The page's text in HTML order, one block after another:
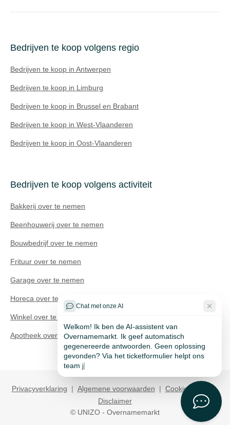
Bedrijven te koop volgens regio
Bedrijven te koop in Antwerpen
Bedrijven te koop in Limburg
Bedrijven te koop in Brussel en Brabant
Bedrijven te koop in West-Vlaanderen
Bedrijven te koop in Oost-Vlaanderen
Bedrijven te koop volgens activiteit
Bakkerij over te nemen
Beenhouwerij over te nemen
Bouwbedrijf over te nemen
Frituur over te nemen
Garage over te nemen
Horeca over te nemen
Winkel over te nemen
Apotheek over te nemen
Privacyverklaring | Algemene voorwaarden | Cookie policy
|
Disclaimer
© UNIZO - Overnamemarkt
Chat met onze AI
Welkom! Ik ben de AI-assistent van
Overnamemarkt. Ik geef automatisch
gegenereerde antwoorden. Geen oplossing
gevonden? Via het ticketformulier helpt ons
team je binnen 24 uur op we